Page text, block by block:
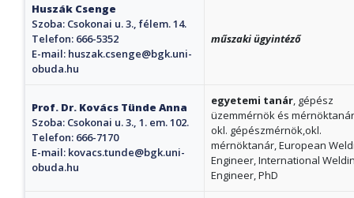
Huszák Csenge
Szoba: Csokonai u. 3., félem. 14.
Telefon: 666-5352
E-mail: huszak.csenge@bgk.uni-
obuda.hu
műszaki ügyintéző
Prof. Dr. Kovács Tünde Anna
Szoba: Csokonai u. 3., 1. em. 102.
Telefon: 666-7170
E-mail: kovacs.tunde@bgk.uni-
obuda.hu
egyetemi tanár , gépész
üzemmérnök és
okl. gépészmérnök,okl.
mérnöktanár, European
Engineer, International
Engineer, PhD